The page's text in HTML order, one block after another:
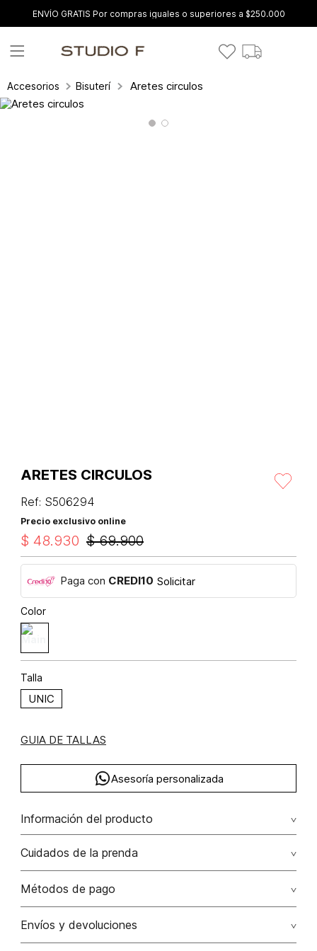
ENVÍO GRATIS Por compras iguales o superiores a $250.000
Accesorios Bisutería Aretes circulos
ARETES CIRCULOS
Ref: S506294
Precio exclusivo online
$ 69.900
$ 48.930
Paga con CREDI10 Solicitar
Color
Talla
UNIC
GUIA DE TALLAS
Asesoría personalizada
Información del producto
Aretes circulos
Cuidados de la prenda
Métodos de pago
Tarjetas de crédito: Visa, Dinners, Master Card y American
Envíos y devoluciones